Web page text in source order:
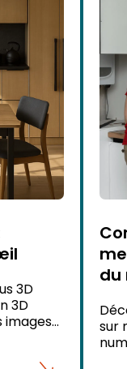
3D
3D
images
du
sur